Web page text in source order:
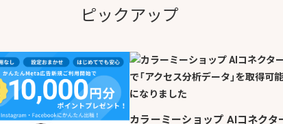
ピックアップ
カラーミーショップ AIコネクタ